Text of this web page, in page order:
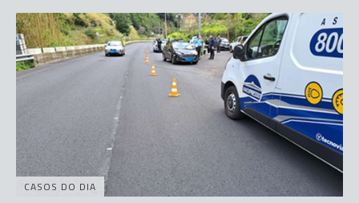
CASOS DO DIA